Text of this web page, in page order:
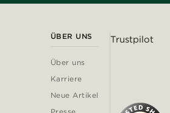
ÜBER UNS
Über uns
Karriere
Neue Artikel
Trustpilot